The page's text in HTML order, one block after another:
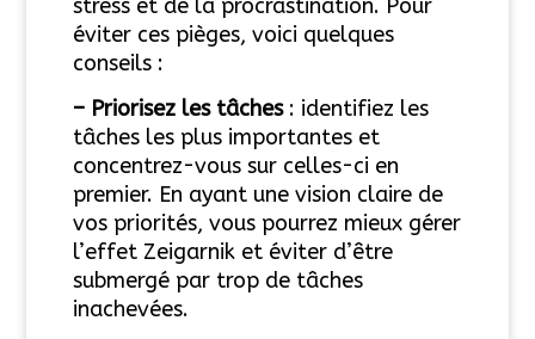
stress et de la procrastination. Pour
éviter ces pièges, voici quelques
conseils :
– Priorisez les tâches: identifiez les
tâches les plus importantes et
concentrez-vous sur celles-ci en
premier. En ayant une vision claire de
vos priorités, vous pourrez mieux gérer
l’effet Zeigarnik et éviter d’être
submergé par trop de tâches
inachevées.